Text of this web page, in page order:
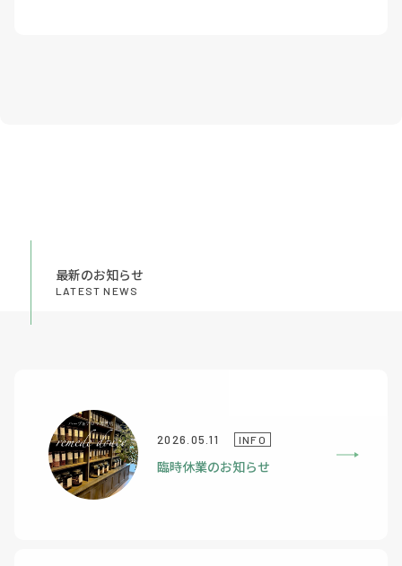
最新のお知らせ
LATEST NEWS
2026.05.11 INFO
臨時休業のお知らせ